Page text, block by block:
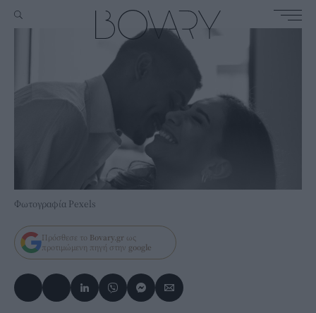
Φωτογραφία Pexels
Πρόσθεσε το Bovary.gr ως
προτιμώμενη πηγή στην google